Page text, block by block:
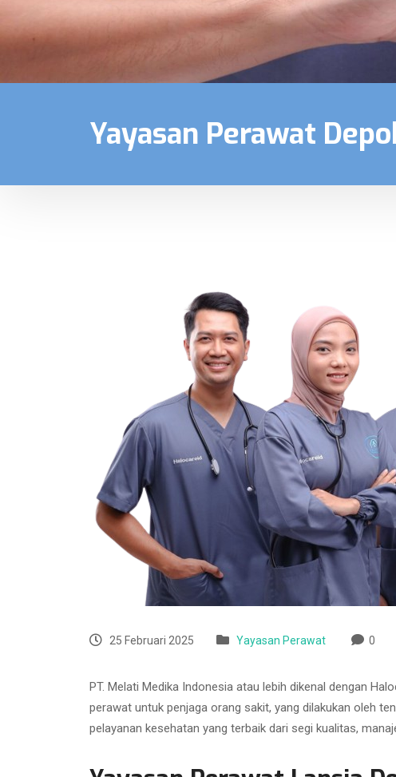
Yayasan Perawat
25 Februari 2025 Yayasan Perawat 0
PT. Melati Medika Indonesia atau lebih dikenal dengan
perawat untuk penjaga orang sakit, yang dilakukan oleh
pelayanan kesehatan yang terbaik dari segi kualitas,